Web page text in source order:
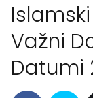
Važni
Datumi